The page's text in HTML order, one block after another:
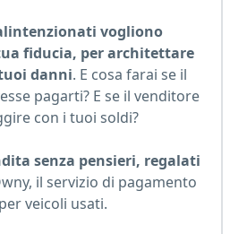
vogliono
fiducia, per architettare
danni. E cosa farai se il
pagarti? E se il venditore
con i tuoi soldi?
senza pensieri, regalati
il servizio di pagamento
veicoli usati.